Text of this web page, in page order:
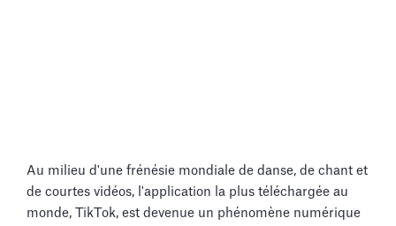
Au milieu d'une frénésie mondiale de danse, de chant et
de courtes vidéos, l'application la plus téléchargée au
monde, TikTok, est devenue un phénomène numérique